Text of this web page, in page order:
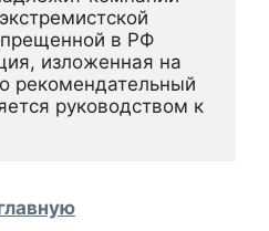
в РФ
изложенная на
рекомендательный
руководством к